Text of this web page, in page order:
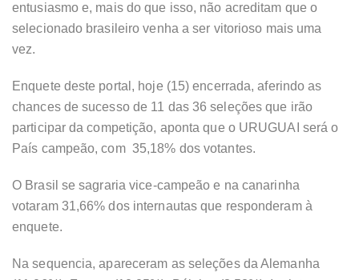
entusiasmo e, mais do que isso, não acreditam que o
selecionado brasileiro venha a ser vitorioso mais uma
vez.
Enquete deste portal, hoje (15) encerrada, aferindo as
chances de sucesso de 11 das 36 seleções que irão
participar da competição, aponta que o URUGUAI será o
País campeão, com 35,18% dos votantes.
O Brasil se sagraria vice-campeão e na canarinha
votaram 31,66% dos internautas que responderam à
enquete.
Na sequencia, apareceram as seleções da Alemanha